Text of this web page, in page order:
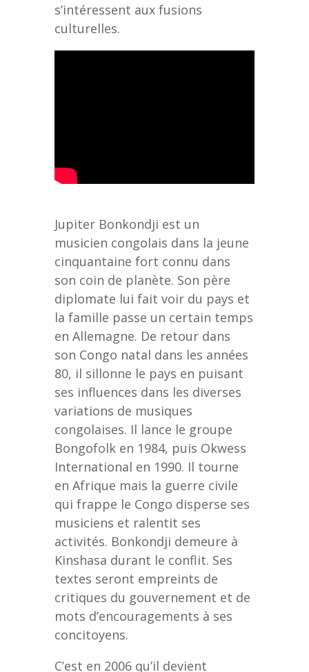
s’intéressent aux fusions
culturelles.
Jupiter Bonkondji est un
musicien congolais dans la jeune
cinquantaine fort connu dans
son coin de planète. Son père
diplomate lui fait voir du pays et
la famille passe un certain temps
en Allemagne. De retour dans
son Congo natal dans les années
80, il sillonne le pays en puisant
ses influences dans les diverses
variations de musiques
congolaises. Il lance le groupe
Bongofolk en 1984, puis Okwess
International en 1990. Il tourne
en Afrique mais la guerre civile
qui frappe le Congo disperse ses
musiciens et ralentit ses
activités. Bonkondji demeure à
Kinshasa durant le conflit. Ses
textes seront empreints de
critiques du gouvernement et de
mots d’encouragements à ses
concitoyens.
C’est en 2006 qu’il devient